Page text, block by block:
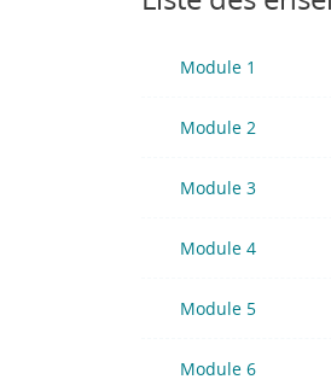
Module 1
Module 2
Module 3
Module 4
Module 5
Module 6